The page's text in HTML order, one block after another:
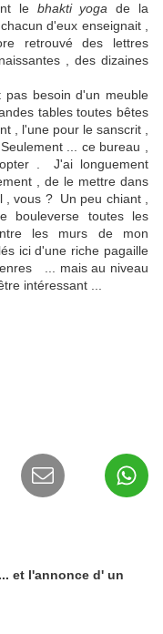
le bhakti yoga de la
d'eux enseignait ,
retrouvé des lettres
, des dizaines
besoin d'un meuble
tables toutes bêtes
, l'une pour le sanscrit ,
... ce bureau ,
. J'ai longuement
, de le mettre dans
vous ? Un peu chiant ,
bouleverse toutes les
les murs de mon
ici d'une riche pagaille
... mais au niveau
intéressant ...
et l'annonce d' un